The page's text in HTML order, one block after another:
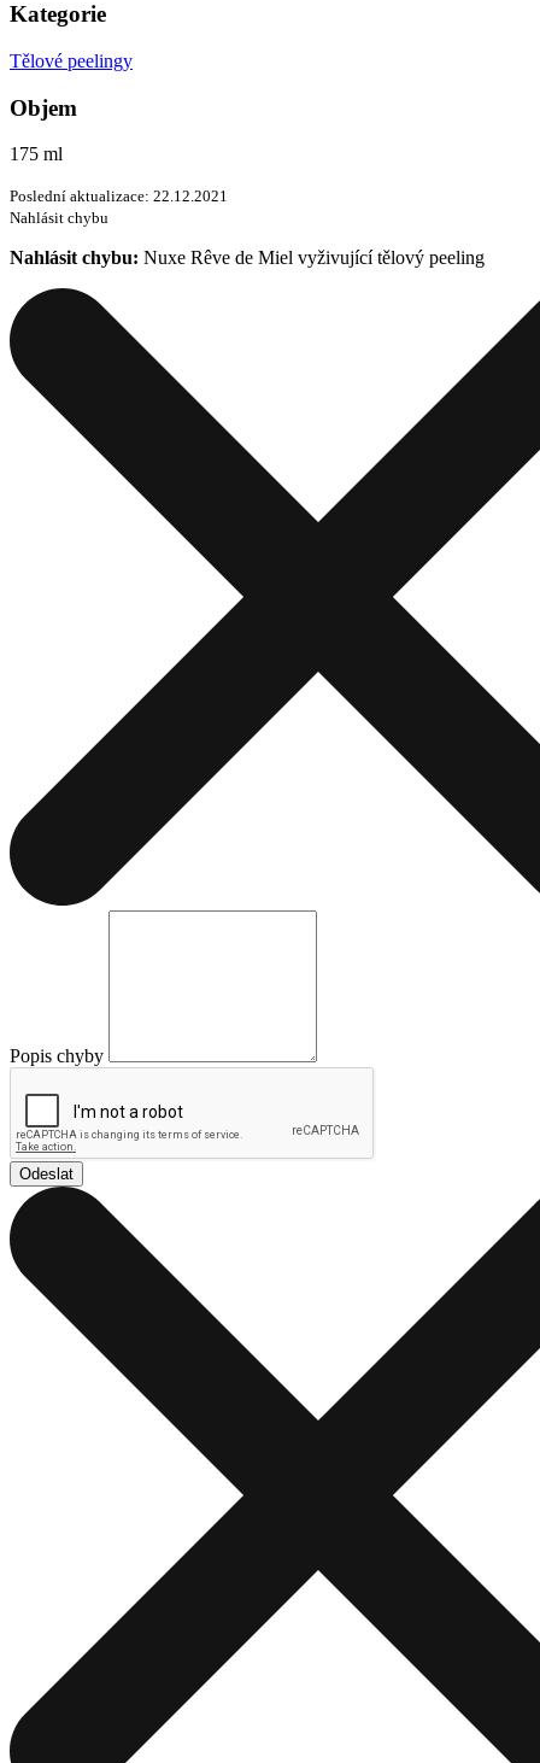
Kategorie
Tělové peelingy
Objem
175 ml
Poslední aktualizace: 22.12.2021
Nahlásit chybu
Nahlásit chybu: Nuxe Rêve de Miel vyživující tělový peeling
Popis chyby
Odeslat